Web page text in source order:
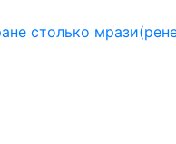
столько